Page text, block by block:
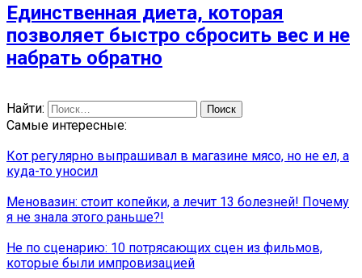
Единственная диета, которая
позволяет быстро сбросить вес и не
набрать обратно
Найти:
Самые интересные:
Кот регулярно выпрашивал в магазине мясо, но не ел, а
куда-то уносил
Меновазин: стоит копейки, а лечит 13 болезней! Почему
я не знала этого раньше?!
Не по сценарию: 10 потрясающих сцен из фильмов,
которые были импровизацией